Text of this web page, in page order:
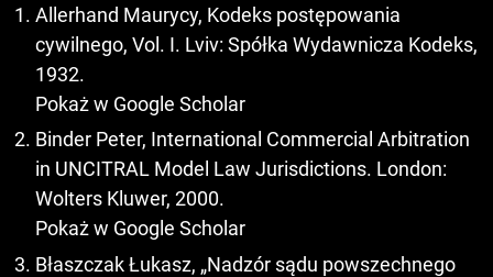
Allerhand Maurycy, Kodeks postępowania
cywilnego, Vol. I. Lviv: Spółka Wydawnicza Kodeks,
1932.
Pokaż w Google Scholar
Binder Peter, International Commercial Arbitration
in UNCITRAL Model Law Jurisdictions. London:
Wolters Kluwer, 2000.
Pokaż w Google Scholar
Błaszczak Łukasz, „Nadzór sądu powszechnego